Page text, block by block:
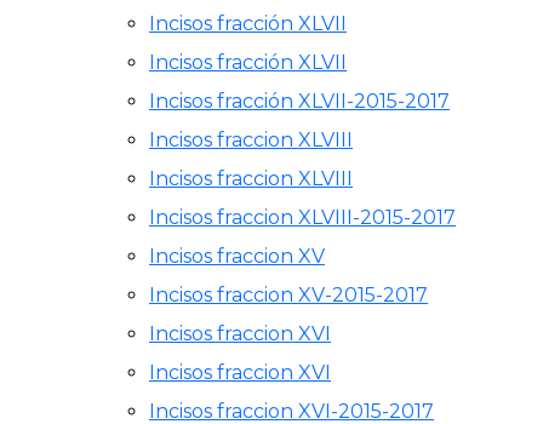
Incisos fracción XLVII
Incisos fracción XLVII
Incisos fracción XLVII-2015-2017
Incisos fraccion XLVIII
Incisos fraccion XLVIII
Incisos fraccion XLVIII-2015-2017
Incisos fraccion XV
Incisos fraccion XV-2015-2017
Incisos fraccion XVI
Incisos fraccion XVI
Incisos fraccion XVI-2015-2017